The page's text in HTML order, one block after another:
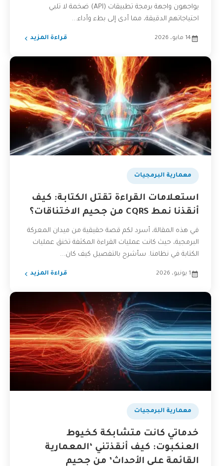
يواجهون واجهة برمجة تطبيقات (API) ضخمة لا تلبي
احتياجاتهم الدقيقة، مما أدى إلى بطء وأداء...
14 مايو، 2026 قراءة المزيد
​معمارية البرمجيات
استعلامات القراءة تقتل الكتابة: كيف
أنقذنا نمط CQRS من جحيم الاختناقات؟
في هذه المقالة، أسرد لكم قصة حقيقية من ميدان المعركة
البرمجية، حيث كانت عمليات القراءة المكثفة تخنق عمليات
الكتابة في نظامنا. سأشرح بالتفصيل كيف كان...
1 يونيو، 2026 قراءة المزيد
​معمارية البرمجيات
خدماتي كانت متشابكة كخيوط
العنكبوت: كيف أنقذتني ‘المعمارية
القائمة على الأحداث’ من جحيم